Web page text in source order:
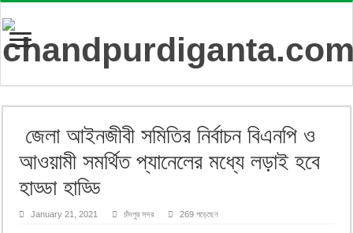
জেলা আইনজীবী সমিতির নির্বাচন বিএনপি ও
আওয়ামী সমর্থিত প্যানেলের মধ্যে লড়াই হবে
হাড্ডা হাড্ডি
January 21, 2021 চাঁদপুর সদর 269 পড়েছেন